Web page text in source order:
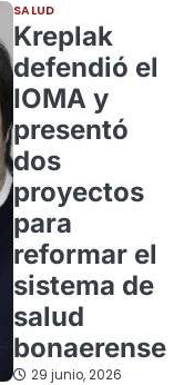
SALUD
Kreplak
defendió el
IOMA y
presentó
dos
proyectos
para
reformar el
sistema de
salud
bonaerense
29 junio, 2026